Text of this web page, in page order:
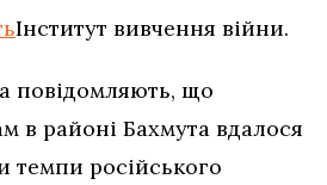
Інститут вивчення війни.
повідомляють, що
в районі Бахмута вдалося
темпи російського